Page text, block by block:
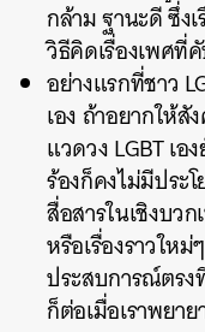
กล้าม ฐานะดี ซึ่ง
วิธีคิดเรื่องเพศ
อย่างแรกที่ชาว
เอง ถ้าอยากให้
แวดวง LGBT เอ
ร้องก็คงไม่มีประ
สื่อสารในเชิงบว
หรือเรื่องราวให
ประสบการณ์ตรง
ก็ต่อเมื่อเราพยา